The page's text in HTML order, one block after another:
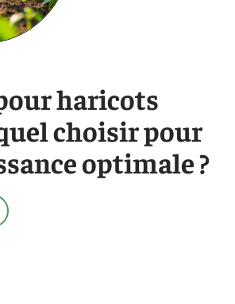
haricots
choisir pour
optimale ?